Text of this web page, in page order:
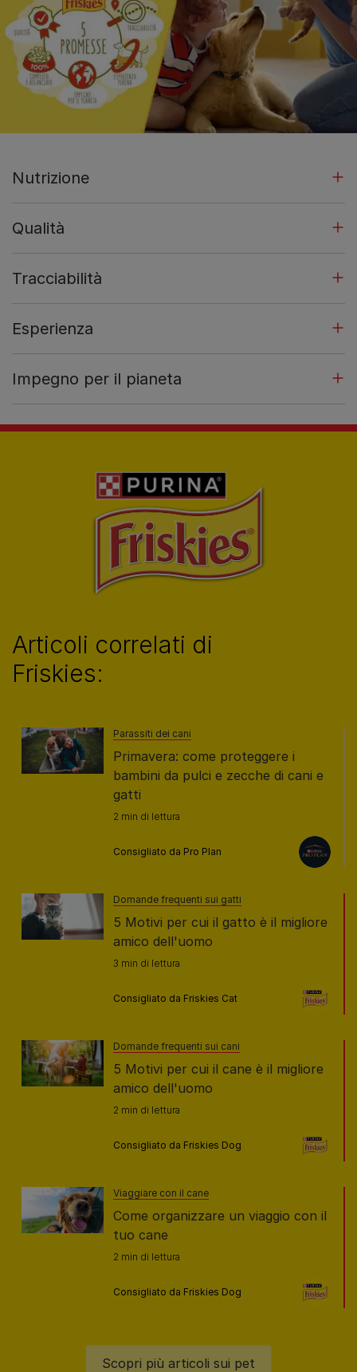
Nutrizione​
Qualità
Tracciabilità​
Esperienza​
Impegno per il pianeta​
Articoli correlati di
Friskies:
Parassiti dei cani
Primavera: come proteggere i
bambini da pulci e zecche di cani e
gatti
2 min di lettura
Consigliato da Pro Plan
Domande frequenti sui gatti
5 Motivi per cui il gatto è il migliore
amico dell'uomo
3 min di lettura
Consigliato da Friskies Cat
Domande frequenti sui cani
5 Motivi per cui il cane è il migliore
amico dell'uomo
2 min di lettura
Consigliato da Friskies Dog
Viaggiare con il cane
Come organizzare un viaggio con il
tuo cane
2 min di lettura
Consigliato da Friskies Dog
Scopri più articoli sui pet